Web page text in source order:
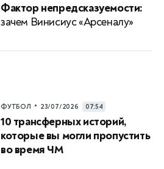
Фактор непредсказуемости:
зачем Винисиус «Арсеналу»
ФУТБОЛ • 23/07/2026 07:54
10 трансферных историй,
которые вы могли пропустить
во время ЧМ